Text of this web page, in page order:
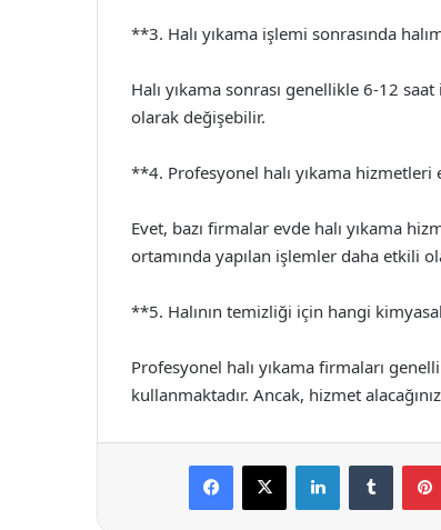
**3. Halı yıkama işlemi sonrasında
Halı yıkama sonrası genellikle 6-12
olarak değişebilir.
**4. Profesyonel halı yıkama
Evet, bazı firmalar evde halı yıkama
ortamında yapılan işlemler daha etkili
**5. Halının temizliği için hangi
Profesyonel halı yıkama firmaları
kullanmaktadır. Ancak, hizmet
Facebook
X LinkedInTumblr